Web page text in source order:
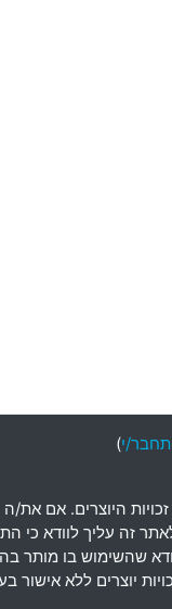
י)
היוצרים. אם את/ה
זה עליך לוודא כי
שהשימוש בו
יוצרים ללא